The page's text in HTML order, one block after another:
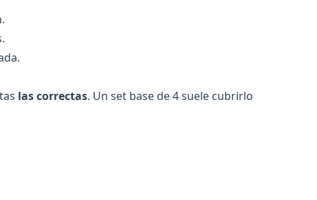
las correctas. Un set base de 4 suele cubrirlo